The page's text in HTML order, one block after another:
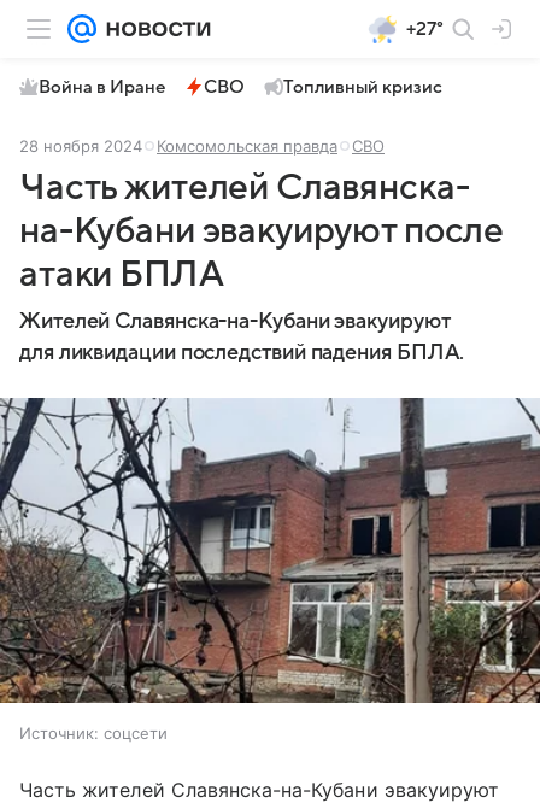
+27°
Война в Иране СВО Топливный кризис
28 ноября 2024 Комсомольская правда СВО
Часть жителей Славянска-
на-Кубани эвакуируют после
атаки БПЛА
Жителей Славянска-на-Кубани эвакуируют
для ликвидации последствий падения БПЛА.
Источник: соцсети
Часть жителей Славянска-на-Кубани эвакуируют